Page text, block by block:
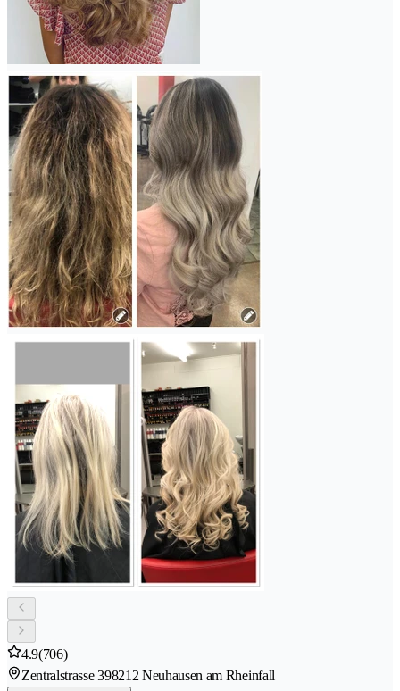
4.9(706)
Zentralstrasse 398212 Neuhausen am Rheinfall